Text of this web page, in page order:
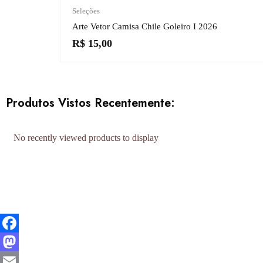
Seleções
Arte Vetor Camisa Chile Goleiro I 2026
R$ 15,00
Produtos Vistos Recentemente:
No recently viewed products to display
Facebook
Mastodon